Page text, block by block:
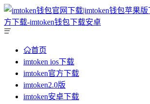
首页
imtoken ios下载
imtoken官方下载
imtoken2.0版
imtoken安卓下载